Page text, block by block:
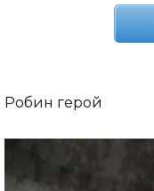
Робин герой